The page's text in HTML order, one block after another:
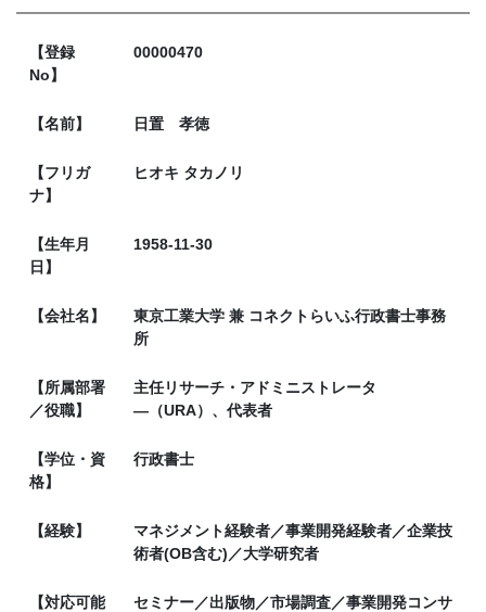
【登録
No】
00000470
【名前】 日置 孝徳
【フリガ
ナ】
ヒオキ タカノリ
【生年月
日】
1958-11-30
【会社名】
東京工業大学 兼 コネクトらいふ行政書士事務
所
【所属部署
／役職】
主任リサーチ・アドミニストレータ
―（URA）、代表者
【学位・資
格】
行政書士
【経験】
マネジメント経験者／事業開発経験者／企業技
術者(OB含む)／大学研究者
【対応可能
セミナー／出版物／市場調査／事業開発コンサ